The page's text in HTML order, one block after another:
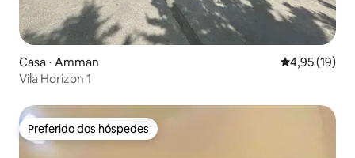
Casa ⋅ Amman 4,95 de uma
4,95 (19)
Vila Horizon 1
Preferido dos hóspedes
Preferido dos hóspedes